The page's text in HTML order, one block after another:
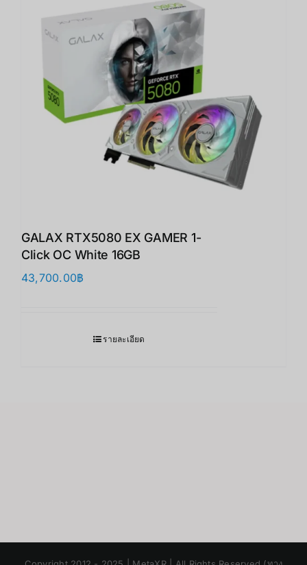
GALAX RTX5080 EX GAMER 1-
Click OC White 16GB
43,700.00฿
รายละเอียด